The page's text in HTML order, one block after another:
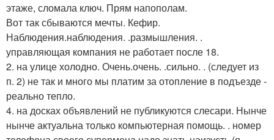
этаже, сломала ключ. Прям напополам.
Вот так сбываются мечты. Кефир.
Наблюдения.наблюдения. .размышления. .
управляющая компания не работает после 18.
2. на улице холодно. Очень.очень. .сильно. . (следует из
п. 2) не так и много мы платим за отопление в подъезде -
реально тепло.
4. на досках объявлений не публикуются слесари. Нынче
нынче актуальна только компьютерная помощь. . номер